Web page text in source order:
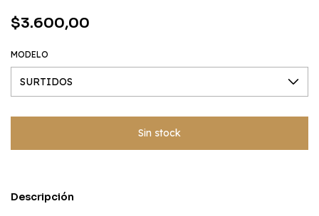
$3.600,00
MODELO
Descripción